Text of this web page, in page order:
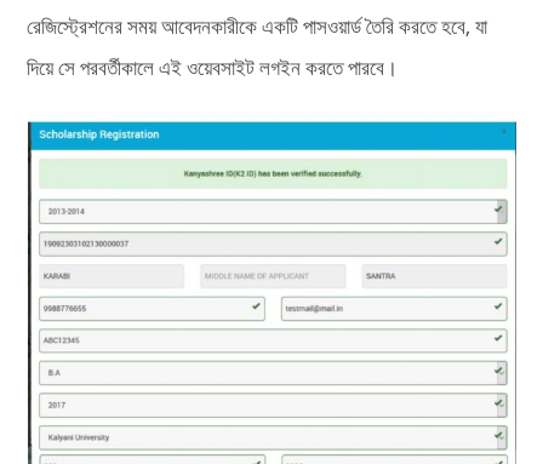
রেজিস্ট্রেশনের সময় আবেদনকারীকে একটি পাসওয়ার্ড তৈরি করতে হবে, যা
দিয়ে সে পরবর্তীকালে এই ওয়েবসাইট লগইন করতে পারবে।